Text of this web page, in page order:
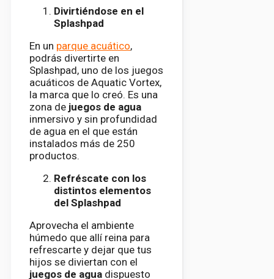
Divirtiéndose en el
Splashpad
En un parque acuático,
podrás divertirte en
Splashpad, uno de los juegos
acuáticos de Aquatic Vortex,
la marca que lo creó. Es una
zona de juegos de agua
inmersivo y sin profundidad
de agua en el que están
instalados más de 250
productos.
Refréscate con los
distintos elementos
del Splashpad
Aprovecha el ambiente
húmedo que allí reina para
refrescarte y dejar que tus
hijos se diviertan con el
juegos de agua dispuesto